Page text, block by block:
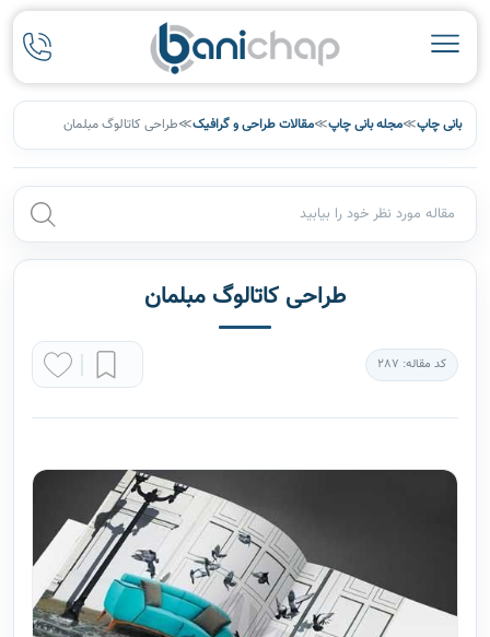
بانی چاپ≫مجله بانی چاپ≫مقالات طراحی و گرافیک≫طراحی کاتالوگ مبلمان
طراحی کاتالوگ مبلمان
کد مقاله: 287